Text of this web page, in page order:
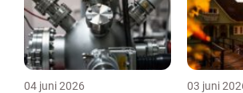
04 juni 2026 03 juni